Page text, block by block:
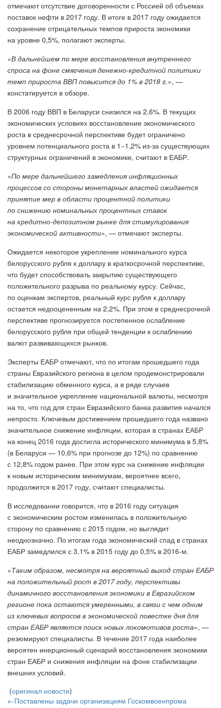
отмечают отсутствие договоренности с Россией об объемах
поставок нефти в 2017 году. В итоге в 2017 году ожидается
сохранение отрицательных темпов прироста экономики
на уровне 0,5%, полагают эксперты.
«В дальнейшем по мере восстановления внутреннего
спроса на фоне смягчения денежно-кредитной политики
темп прироста ВВП повысится до 1% в 2018 г.», —
констатируется в обзоре.
В 2006 году ВВП в Беларуси снизился на 2,6%. В текущих
экономических условиях восстановление экономического
роста в среднесрочной перспективе будет ограничено
уровнем потенциального роста в 1−1,2% из-за существующих
структурных ограничений в экономике, считают в ЕАБР.
«По мере дальнейшего замедления инфляционных
процессов со стороны монетарных властей ожидается
принятие мер в области процентной политики
по снижению номинальных процентных ставок
на кредитно-депозитном рынке для стимулирования
экономической активности», — отмечают эксперты.
Ожидается некоторое укрепление номинального курса
белорусского рубля к доллару в краткосрочной перспективе,
что будет способствовать закрытию существующего
положительного разрыва по реальному курсу. Сейчас,
по оценкам экспертов, реальный курс рубля к доллару
остается недооцененным на 2,2%. При этом в среднесрочной
перспективе прогнозируется постепенное ослабление
белорусского рубля при общей тенденции к ослаблению
валют развивающихся рынков.
Эксперты ЕАБР отмечают, что по итогам прошедшего года
страны Евразийского региона в целом продемонстрировали
стабилизацию обменного курса, а в ряде случаев
и значительное укрепление национальной валюты, несмотря
на то, что год для стран Евразийского банка развития начался
непросто. Ключевым достижением прошедшего года названо
значительное снижение инфляции, которая в странах ЕАБР
на конец 2016 года достигла исторического минимума в 5,8%
(в Беларуси — 10,6% при прогнозе до 12%) по сравнению
с 12,8% годом ранее. При этом курс на снижение инфляции
к новым историческим минимумам, вероятнее всего,
продолжится в 2017 году, считают специалисты.
В исследовании говорится, что в 2016 году ситуация
с экономическим ростом изменилась в положительную
сторону по сравнению с 2015 годом, но выглядит
неоднозначно. По итогам года экономический спад в странах
ЕАБР замедлился с 3,1% в 2015 году до 0,5% в 2016-м.
«Таким образом, несмотря на вероятный выход стран ЕАБР
на положительный рост в 2017 году, перспективы
динамичного восстановления экономики в Евразийском
регионе пока остаются умеренными, в связи с чем одним
из ключевых вопросов в экономической повестке дня для
стран ЕАБР является поиск новых локомотивов роста», —
резюмируют специалисты. В течение 2017 года наиболее
вероятен инерционный сценарий восстановления экономики
стран ЕАБР и снижения инфляции на фоне стабилизации
внешних условий.
(оригинал новости)
←Поставлены задачи организациям Госкомвоенпрома